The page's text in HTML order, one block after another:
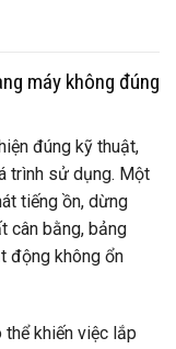
máy không đúng
đúng kỹ thuật,
trình sử dụng. Một
tiếng ồn, dừng
cân bằng, bảng
động không ổn
thể khiến việc lắp